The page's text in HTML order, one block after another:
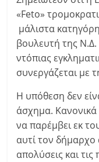
«Feto»
μάλιστα
βουλευτή της Ν.Δ.
ντόπιας
συνεργάζεται με
Η υπόθεση δεν
άσχημα.
να παρέμβει εκ
αυτί τον δήμαρχο
απολύσεις και